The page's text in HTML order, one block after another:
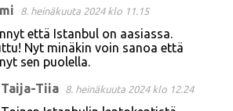
8. heinäkuuta 2024 klo 11.15
että Istanbul on aasiassa.
Nyt minäkin voin sanoa että
sen puolella.
Taija-Tiia 8. heinäkuuta 2024 klo 12.24